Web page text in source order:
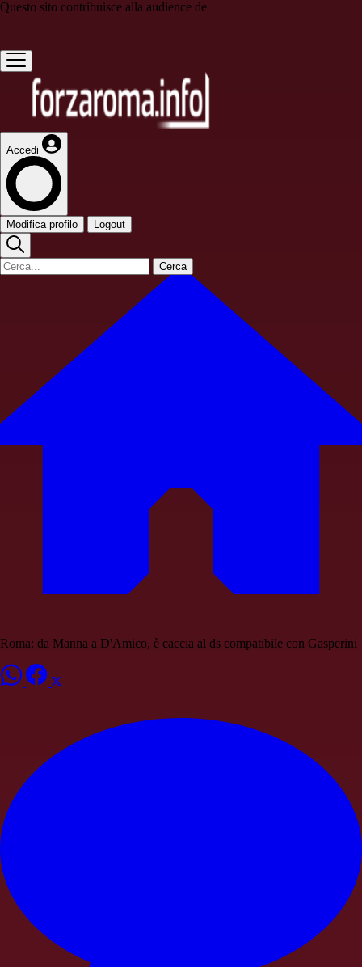
Questo sito contribuisce alla audience de
Accedi
Modifica profilo Logout
Cerca
Roma: da Manna a D'Amico, è caccia al ds compatibile con Gasperini